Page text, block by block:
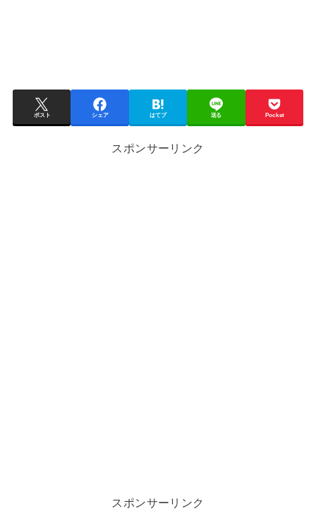
ポスト シェア はてブ 送る Pocket
スポンサーリンク
スポンサーリンク